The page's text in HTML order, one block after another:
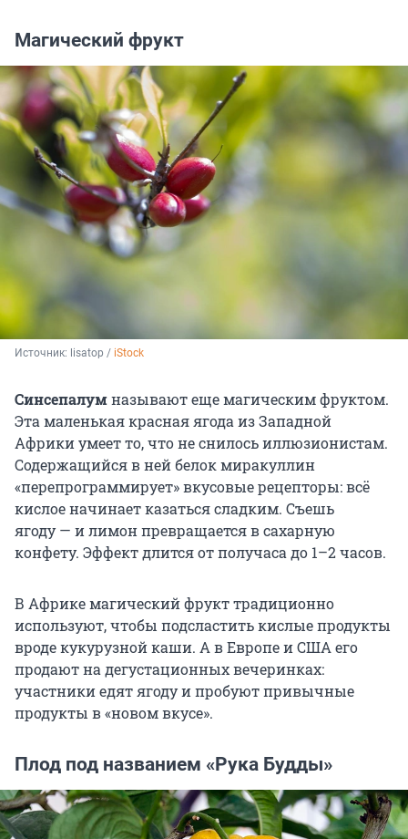
Магический фрукт
Источник: lisatop / iStock
Синсепалумназывают еще магическим фруктом.
Эта маленькая красная ягода из Западной
Африки умеет то, что не снилось иллюзионистам.
Содержащийся в ней белок миракуллин
«перепрограммирует» вкусовые рецепторы: всё
кислое начинает казаться сладким. Съешь
ягоду — и лимон превращается в сахарную
конфету. Эффект длится от получаса до 1–2 часов.
В Африке магический фрукт традиционно
используют, чтобы подсластить кислые продукты
вроде кукурузной каши. А в Европе и США его
продают на дегустационных вечеринках:
участники едят ягоду и пробуют привычные
продукты в «новом вкусе».
Плод под названием «Рука Будды»